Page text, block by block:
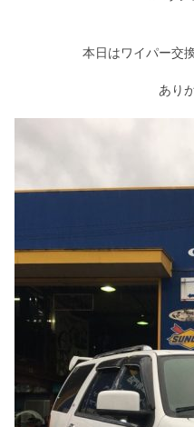
本日はワイパー交
あり